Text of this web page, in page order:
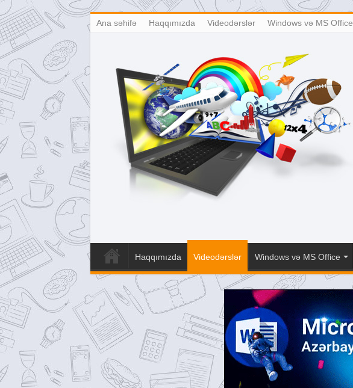
Ana səhifə Haqqımızda Videodərslər Windows və MS Office
Haqqımızda Videodərslər Windows və MS Office